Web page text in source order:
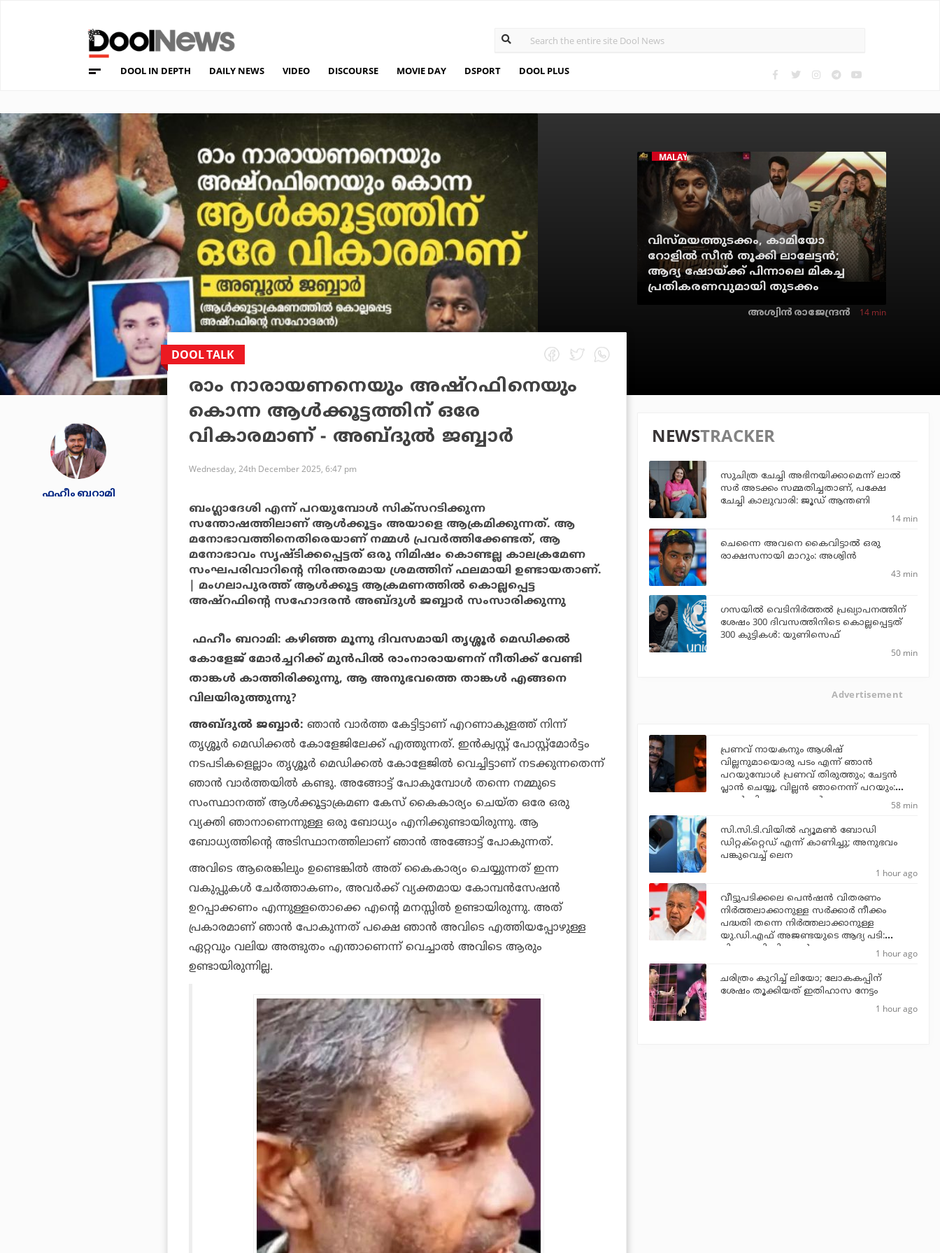
DOOL IN DEPTH DAILY NEWS VIDEO DISCOURSE MOVIE DAY DSPORT DOOL PLUS
MALAYALAM CINEMA
വിസ്മയത്തുടക്കം, കാമിയോ
റോളില്‍ സീന്‍ തൂക്കി ലാലേട്ടന്‍;
ആദ്യ ഷോയ്ക്ക് പിന്നാലെ മികച്ച
പ്രതികരണവുമായി തുടക്കം
അശ്വിന്‍ രാജേന്ദ്രന്‍ 14 min
ഫഹീം ബറാമി
DOOL TALK
രാം നാരായണനെയും അഷ്റഫിനെയും
കൊന്ന ആൾക്കൂട്ടത്തിന് ഒരേ
വികാരമാണ് - അബ്ദുൽ ജബ്ബാർ
Wednesday, 24th December 2025, 6:47 pm
ബംഗ്ലാദേശി എന്ന് പറയുമ്പോള്‍ സിക്‌സറടിക്കുന്ന
സന്തോഷത്തിലാണ് ആള്‍ക്കൂട്ടം അയാളെ ആക്രമിക്കുന്നത്. ആ
മനോഭാവത്തിനെതിരെയാണ് നമ്മള്‍ പ്രവര്‍ത്തിക്കേണ്ടത്, ആ
മനോഭാവം സൃഷ്ടിക്കപ്പെട്ടത് ഒരു നിമിഷം കൊണ്ടല്ല കാലക്രമേണ
സംഘപരിവാറിന്റെ നിരന്തരമായ ശ്രമത്തിന് ഫലമായി ഉണ്ടായതാണ്.
| മംഗലാപുരത്ത് ആള്‍ക്കൂട്ട ആക്രമണത്തില്‍ കൊല്ലപ്പെട്ട
അഷ്‌റഫിന്റെ സഹോദരന്‍ അബ്ദുള്‍ ജബ്ബാര്‍ സംസാരിക്കുന്നു
ഫഹീം ബറാമി: കഴിഞ്ഞ മൂന്നു ദിവസമായി തൃശ്ശൂർ മെഡിക്കൽ
കോളേജ് മോർച്ചറിക്ക് മുൻപിൽ രാംനാരായണന് നീതിക്ക് വേണ്ടി
താങ്കൾ കാത്തിരിക്കുന്നു, ആ അനുഭവത്തെ താങ്കൾ എങ്ങനെ
വിലയിരുത്തുന്നു?
അബ്ദുൽ ജബ്ബാർ: ഞാൻ വാർത്ത കേട്ടിട്ടാണ് എറണാകുളത്ത്നിന്ന്
തൃശ്ശൂർ മെഡിക്കൽ കോളേജിലേക്ക് എത്തുന്നത്. ഇൻക്വസ്റ്റ് പോസ്റ്റ്മോർട്ടം
നടപടികളെല്ലാം തൃശ്ശൂർ മെഡിക്കൽ കോളേജിൽ വെച്ചിട്ടാണ് നടക്കുന്നതെന്ന്
ഞാൻ വാർത്തയിൽ കണ്ടു. അങ്ങോട്ട് പോകുമ്പോൾ തന്നെ നമ്മുടെ
സംസ്ഥാനത്ത്ആൾക്കൂട്ടാക്രമണ കേസ് കൈകാര്യം ചെയ്ത ഒരേ ഒരു
വ്യക്തി ഞാനാണെന്നുള്ള ഒരു ബോധ്യം എനിക്കുണ്ടായിരുന്നു. ആ
ബോധ്യത്തിന്റെ അടിസ്ഥാനത്തിലാണ് ഞാൻ അങ്ങോട്ട് പോകുന്നത്.
അവിടെ ആരെങ്കിലും ഉണ്ടെങ്കിൽ അത് കൈകാര്യം ചെയ്യുന്നത് ഇന്ന
വകുപ്പുകൾ ചേർത്താകണം, അവർക്ക് വ്യക്തമായ കോമ്പൻസേഷൻ
ഉറപ്പാക്കണം എന്നുള്ളതൊക്കെ എന്റെ മനസ്സിൽ ഉണ്ടായിരുന്നു. അത്
പ്രകാരമാണ് ഞാൻ പോകുന്നത് പക്ഷെ ഞാൻ അവിടെ എത്തിയപ്പോഴുള്ള
ഏറ്റവും വലിയ അത്ഭുതം എന്താണെന്ന് വെച്ചാൽ അവിടെ ആരും
ഉണ്ടായിരുന്നില്ല.
NEWSTRACKER
സുചിത്ര ചേച്ചി അഭിനയിക്കാമെന്ന് ലാല്‍
സര്‍ അടക്കം സമ്മതിച്ചതാണ്, പക്ഷേ
ചേച്ചി കാലുവാരി: ജൂഡ് ആന്തണി
14 min
ചെന്നൈ അവനെ കൈവിട്ടാല്‍ ഒരു
രാക്ഷസനായി മാറും: അശ്വിന്‍
43 min
ഗസയില്‍ വെടിനിര്‍ത്തല്‍ പ്രഖ്യാപനത്തിന്
ശേഷം 300 ദിവസത്തിനിടെ കൊല്ലപ്പെട്ടത്
300 കുട്ടികള്‍: യുണിസെഫ്
50 min
Advertisement
പ്രണവ് നായകനും ആശിഷ്
വില്ലനുമായൊരു പടം എന്ന് ഞാന്‍
പറയുമ്പോള്‍ പ്രണവ് തിരുത്തും; ചേട്ടന്‍
പ്ലാന്‍ ചെയ്യൂ, വില്ലന്‍ ഞാനെന്ന് പറയും:
ആന്റണി പെരുമ്പാവൂര്‍
58 min
സി.സി.ടി.വിയില്‍ ഹ്യൂമണ്‍ ബോഡി
ഡിറ്റക്‌റ്റെഡ് എന്ന് കാണിച്ചു; അനുഭവം
പങ്കുവെച്ച് ലെന
1 hour ago
വീട്ടുപടിക്കലെ പെന്‍ഷന്‍ വിതരണം
നിര്‍ത്തലാക്കാനുള്ള സര്‍ക്കാര്‍ നീക്കം
പദ്ധതി തന്നെ നിര്‍ത്തലാക്കാനുള്ള
യു.ഡി.എഫ് അജണ്ടയുടെ ആദ്യ പടി:
പിണറായി വിജയന്‍
1 hour ago
ചരിത്രം കുറിച്ച് ലിയോ; ലോകകപ്പിന്
ശേഷം തൂക്കിയത് ഇതിഹാസ നേട്ടം
1 hour ago